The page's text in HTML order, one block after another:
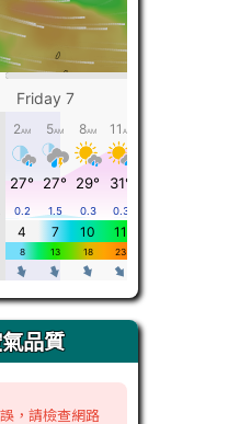
品質
，請檢查網路